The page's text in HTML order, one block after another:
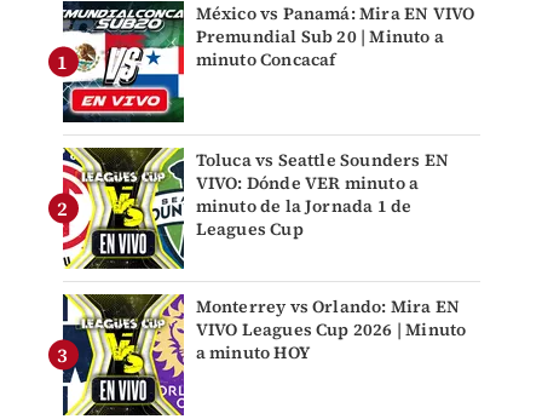
México vs Panamá: Mira EN VIVO
Premundial Sub 20 | Minuto a
minuto Concacaf
Toluca vs Seattle Sounders EN
VIVO: Dónde VER minuto a
minuto de la Jornada 1 de
Leagues Cup
Monterrey vs Orlando: Mira EN
VIVO Leagues Cup 2026 | Minuto
a minuto HOY